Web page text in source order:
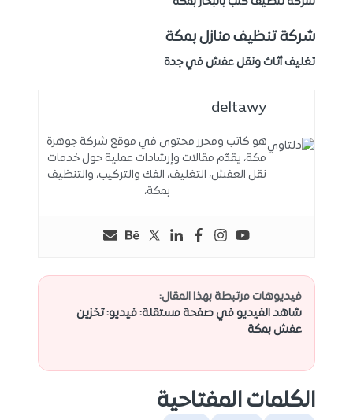
شركة تنظيف منازل بمكة
تغليف أثاث ونقل عفش في جدة
deltawy
هو كاتب ومحرر محتوى في موقع شركة جوهرة
مكة، يقدّم مقالات وإرشادات عملية حول خدمات
نقل العفش، التغليف، الفك والتركيب، والتنظيف
بمكة،
فيديوهات مرتبطة بهذا المقال:
شاهد الفيديو في صفحة مستقلة: فيديو: تخزين
عفش بمكة
الكلمات المفتاحية